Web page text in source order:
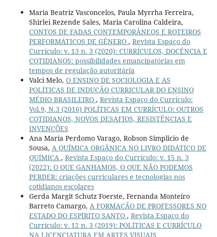
Maria Beatriz Vasconcelos, Paula Myrrha Ferreira,
Shirlei Rezende Sales, Maria Carolina Caldeira,
CONTOS DE FADAS CONTEMPORÂNEOS E ROTEIROS
PERFORMÁTICOS DE GÊNERO , Revista Espaço do
Currículo: v. 13 n. 3 (2020): CURRÍCULOS, DOCÊNCIA E
COTIDIANOS: possibilidades emancipatórias em
tempos de regulação autoritária
Valci Melo, O ENSINO DE SOCIOLOGIA E AS
POLÍTICAS DE INDUÇÃO CURRICULAR DO ENSINO
MÉDIO BRASILEIRO , Revista Espaço do Currículo:
Vol.9, N.3 (2016) POLÍTICAS EM CURRÍCULO: OUTROS
COTIDIANOS, NOVOS DESAFIOS, RESISTÊNCIAS E
INVENÇÕES
Ana Maria Perdomo Varago, Robson Simplicio de
Sousa, A QUÍMICA ORGÂNICA NO LIVRO DIDÁTICO DE
QUÍMICA , Revista Espaço do Currículo: v. 15 n. 3
(2022): O QUE GANHAMOS, O QUE NÃO PODEMOS
PERDER: criações curriculares e tecnologias nos
cotidianos escolares
Gerda Margit Schutz Foerste, Fernanda Monteiro
Barreto Camargo, A FORMAÇÃO DE PROFESSORES NO
ESTADO DO ESPÍRITO SANTO , Revista Espaço do
Currículo: v. 12 n. 3 (2019): POLÍTICAS E CURRÍCULO
NA LICENCIATURA EM ARTES VISUAIS